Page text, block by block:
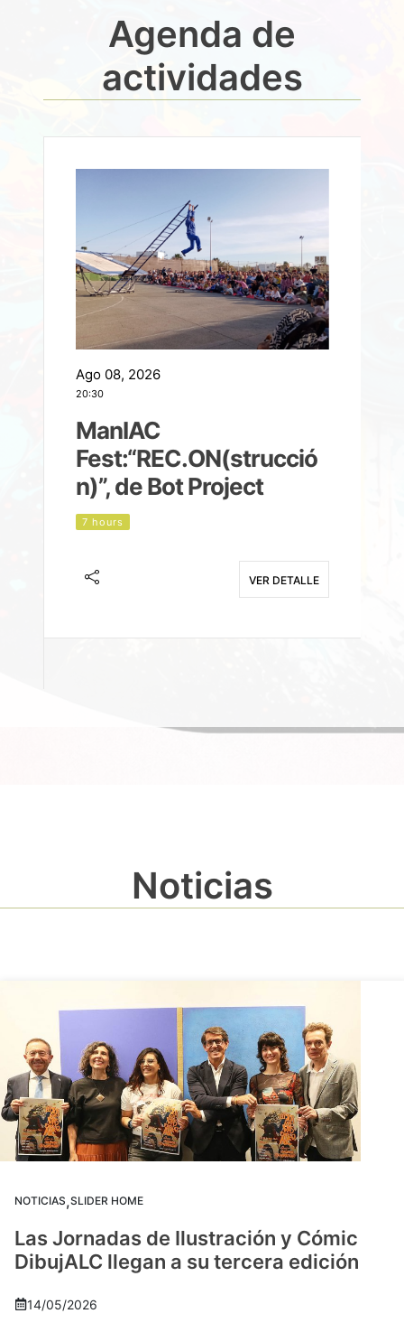
Agenda de
actividades
Ago 08, 2026
20:30
ManIAC
Fest:“REC.ON(strucció
n)”, de Bot Project
7 hours
VER DETALLE
Noticias
NOTICIAS,SLIDER HOME
Las Jornadas de Ilustración y Cómic
DibujALC llegan a su tercera edición
14/05/2026